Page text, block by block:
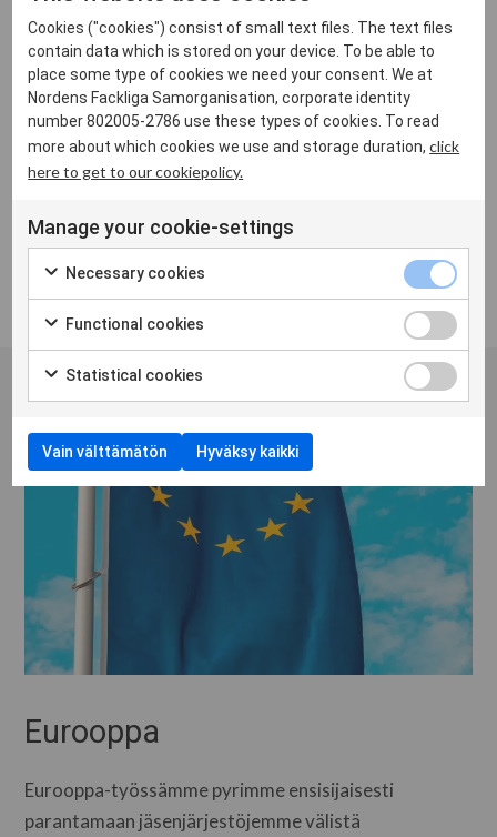
yllä Itämeren ympärysvaltioiden ammattiliittojen
solidaarisuutta ja yhteishenkeä. Yhteistyö on
välttämätöntä, jotta voimme kehittää ay-toimintaa ja
joukkovoimaa sekä välttää palkkojen alennuspaineita
ja työehtojen polkemista kaikkialla Itämeren alueella.
Eurooppa
Eurooppa-työssämme pyrimme ensisijaisesti
parantamaan jäsenjärjestöjemme välistä
Cookies ("cookies") consist of small text files. The text files
contain data which is stored on your device. To be able to
place some type of cookies we need your consent. We at
Nordens Fackliga Samorganisation, corporate identity
number 802005-2786 use these types of cookies. To read
more about which cookies we use and storage duration,click
here to get to our cookiepolicy.
Manage your cookie-settings
Necessary cookies
Functional cookies
Statistical cookies
Vain välttämätön Hyväksy kaikki